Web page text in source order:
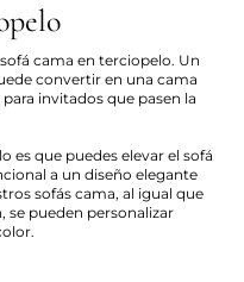
cama en terciopelo. Un
convertir en una cama
invitados que pasen la
es que puedes elevar el sofá
a un diseño elegante
sofás cama, al igual que
se pueden personalizar